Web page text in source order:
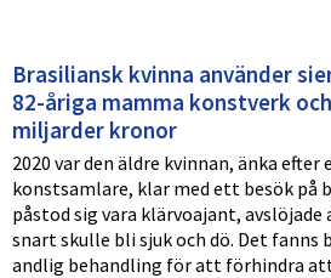
Brasiliansk kvinna använder
82-åriga mamma konstverk
miljarder kronor
2020 var den äldre kvinnan, änka efter
konstsamlare, klar med ett besök på
påstod sig vara klärvoajant,
snart skulle bli sjuk och dö. Det fanns
andlig behandling för att förhindra